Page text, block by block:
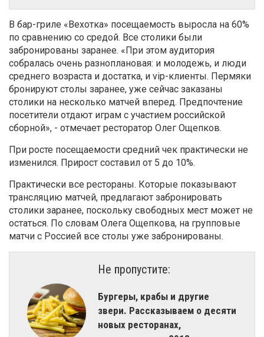
В бар-гриле «Вехотка» посещаемость выросла на 60%
по сравнению со средой. Все столики были
забронированы заранее. «При этом аудитория
собралась очень разноплановая: и молодежь, и люди
среднего возраста и достатка, и vip-клиенты. Пермяки
бронируют столы заранее, уже сейчас заказаны
столики на несколько матчей вперед. Предпочтение
посетители отдают играм с участием российской
сборной», - отмечает ресторатор Олег Ощепков.
При росте посещаемости средний чек практически не
изменился. Прирост составил от 5 до 10%.
Практически все рестораны. Которые показывают
трансляцию матчей, предлагают забронировать
столики заранее, поскольку свободных мест может не
остаться. По словам Олега Ощепкова, на групповые
матчи с Россией все столы уже забронированы.
Не пропустите:
Бургеры, крабы и другие
звери. Рассказываем о десяти
новых ресторанах,